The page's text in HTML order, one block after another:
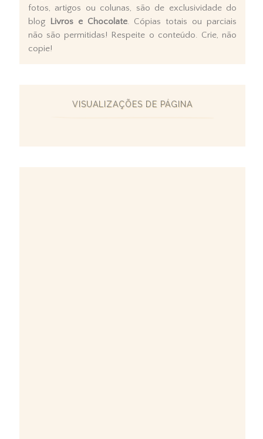
fotos, artigos ou colunas, são de exclusividade do
blog Livros e Chocolate. Cópias totais ou parciais
não são permitidas! Respeite o conteúdo. Crie, não
copie!
VISUALIZAÇÕES DE PÁGINA